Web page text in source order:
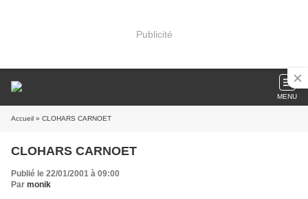
Publicité
MENU
Accueil » CLOHARS CARNOET
CLOHARS CARNOET
Publié le 22/01/2001 à 09:00
Par monik